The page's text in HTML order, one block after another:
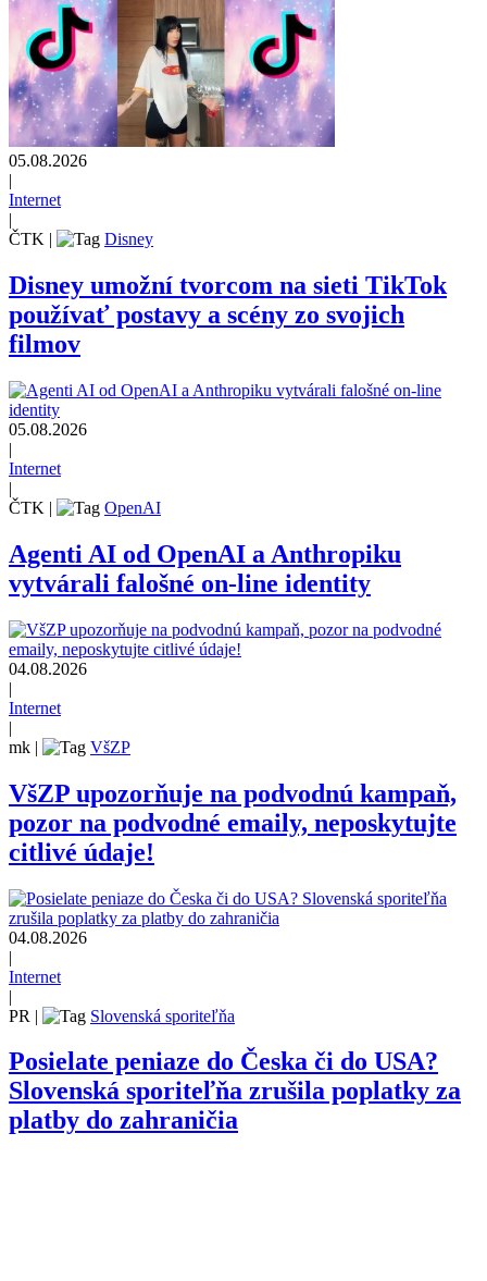
05.08.2026
|
Internet
|
ČTK | Disney
Disney umožní tvorcom na sieti TikTok
používať postavy a scény zo svojich
filmov
05.08.2026
|
Internet
|
ČTK | OpenAI
Agenti AI od OpenAI a Anthropiku
vytvárali falošné on-line identity
04.08.2026
|
Internet
|
mk | VšZP
VšZP upozorňuje na podvodnú kampaň,
pozor na podvodné emaily, neposkytujte
citlivé údaje!
04.08.2026
|
Internet
|
PR | Slovenská sporiteľňa
Posielate peniaze do Česka či do USA?
Slovenská sporiteľňa zrušila poplatky za
platby do zahraničia